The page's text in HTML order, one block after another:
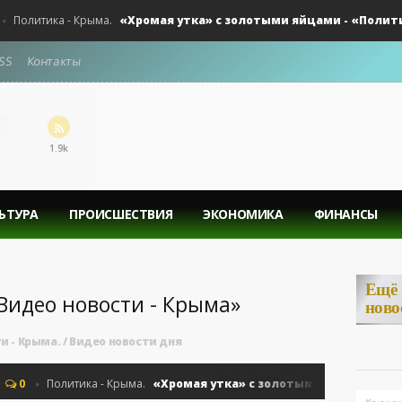
- Крыма. «Хромая утка» с золотыми яйцами - «Политика
Контакты
1.9k
ПРОИСШЕСТВИЯ ЭКОНОМИКА ФИНАНСЫ
новости - Крыма»
- Крыма./Видео новости дня
Политика - Крыма. «Хромая утка» с золотыми яйцами -
Ещё